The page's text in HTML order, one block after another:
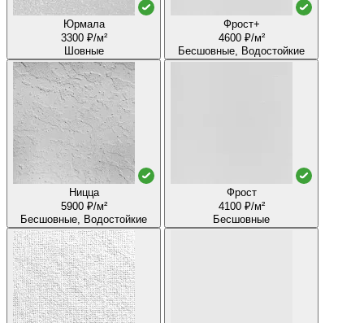
Юрмала
3300 ₽/м²
Шовные
Фрост+
4600 ₽/м²
Бесшовные, Водостойкие
Ницца
5900 ₽/м²
Бесшовные, Водостойкие
Фрост
4100 ₽/м²
Бесшовные